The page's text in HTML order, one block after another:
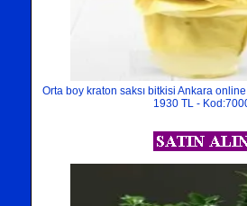
Orta boy kraton saksı bitkisi Ankara
1930 TL -